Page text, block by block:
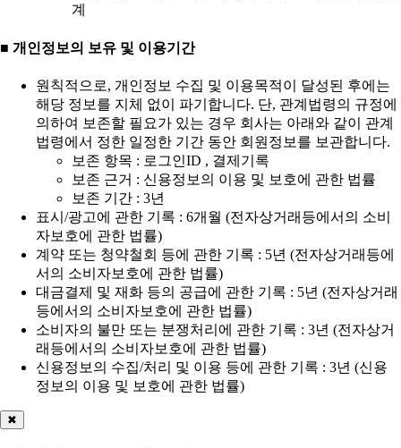
계
■ 개인정보의 보유 및 이용기간
원칙적으로, 개인정보 수집 및 이용목적이 달성된 후에는
해당 정보를 지체 없이 파기합니다. 단, 관계법령의 규정에
의하여 보존할 필요가 있는 경우 회사는 아래와 같이 관계
법령에서 정한 일정한 기간 동안 회원정보를 보관합니다.
보존 항목 : 로그인ID , 결제기록
보존 근거 : 신용정보의 이용 및 보호에 관한 법률
보존 기간 : 3년
표시/광고에 관한 기록 : 6개월 (전자상거래등에서의 소비
자보호에 관한 법률)
계약 또는 청약철회 등에 관한 기록 : 5년 (전자상거래등에
서의 소비자보호에 관한 법률)
대금결제 및 재화 등의 공급에 관한 기록 : 5년 (전자상거래
등에서의 소비자보호에 관한 법률)
소비자의 불만 또는 분쟁처리에 관한 기록 : 3년 (전자상거
래등에서의 소비자보호에 관한 법률)
신용정보의 수집/처리 및 이용 등에 관한 기록 : 3년 (신용
정보의 이용 및 보호에 관한 법률)
✖